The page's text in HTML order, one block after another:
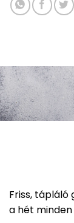
Friss, tápláló
a hét